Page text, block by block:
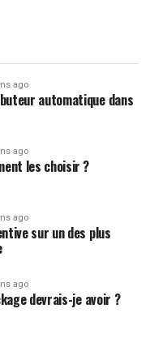
ago
automatique dans
ago
les choisir ?
ago
sur un des plus
ago
devrais-je avoir ?